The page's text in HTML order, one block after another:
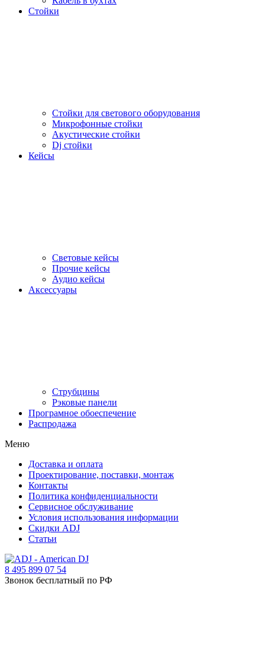
Стойки
Стойки для светового оборудования
Микрофонные стойки
Акустические стойки
Dj стойки
Кейсы
Световые кейсы
Прочие кейсы
Аудио кейсы
Аксессуары
Струбцины
Рэковые панели
Програмное обоеспечение
Распродажа
Меню
Доставка и оплата
Проектирование, поставки, монтаж
Контакты
Политика конфиденциальности
Сервисное обслуживание
Условия использования информации
Скидки ADJ
Статьи
8 495 899 07 54
Звонок бесплатный по РФ